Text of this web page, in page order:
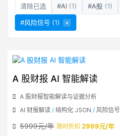
清除已选 #AI (1) #A股 (1)
#风险信号 (1) ×
A 股财报 AI 智能解读
A 股财报智能解读与证据分析
AI 财报解读 / 结构化 JSON / 风险信号
5999元/年 限时折扣 2999元/年